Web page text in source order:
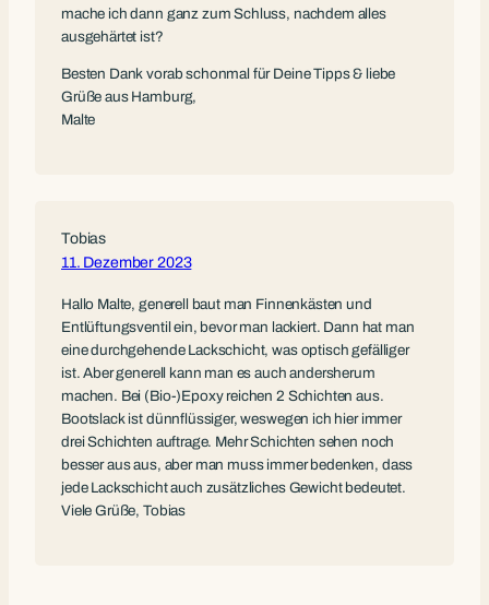
mache ich dann ganz zum Schluss, nachdem alles
ausgehärtet ist?
Besten Dank vorab schonmal für Deine Tipps & liebe
Grüße aus Hamburg,
Malte
Tobias
11. Dezember 2023
Hallo Malte, generell baut man Finnenkästen und
Entlüftungsventil ein, bevor man lackiert. Dann hat man
eine durchgehende Lackschicht, was optisch gefälliger
ist. Aber generell kann man es auch andersherum
machen. Bei (Bio-)Epoxy reichen 2 Schichten aus.
Bootslack ist dünnflüssiger, weswegen ich hier immer
drei Schichten auftrage. Mehr Schichten sehen noch
besser aus aus, aber man muss immer bedenken, dass
jede Lackschicht auch zusätzliches Gewicht bedeutet.
Viele Grüße, Tobias